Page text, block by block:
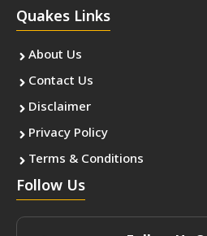
Quakes Links
About Us
Contact Us
Disclaimer
Privacy Policy
Terms & Conditions
Follow Us